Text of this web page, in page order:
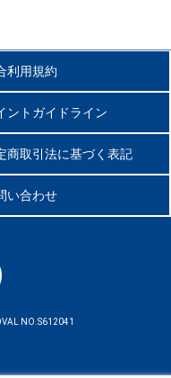
利用規約
ントガイドライン
商取引法に基づく表記
い合わせ
NO.S612041